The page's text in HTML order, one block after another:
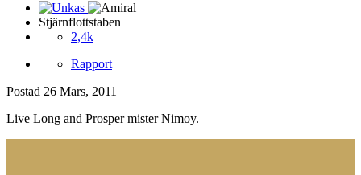
Stjärnflottstaben
2,4k
Rapport
Postad 26 Mars, 2011
Live Long and Prosper mister Nimoy.